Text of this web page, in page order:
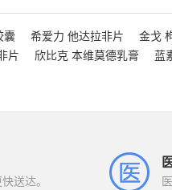
囊 希爱力 他达拉非片 金戈
片 欣比克 本维莫德乳膏 蓝
送达。